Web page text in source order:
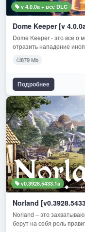
v 4.0.0a + все DLC
Dome Keeper [v
Dome Keeper - это все о
отразить нападение
879 Mb
Подробнее
v0.3928.5433.1a
Norland
Norland – это
берут на себя роль